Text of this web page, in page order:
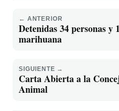
← ANTERIOR
Detenidas 34 personas y
marihuana
SIGUIENTE →
Carta Abierta a la
Animal